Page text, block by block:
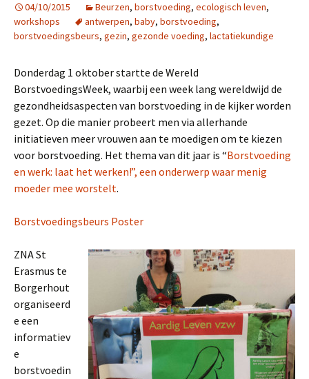
04/10/2015 Beurzen, borstvoeding, ecologisch leven,
workshops
antwerpen, baby, borstvoeding,
borstvoedingsbeurs, gezin, gezonde voeding, lactatiekundige
Donderdag 1 oktober startte de Wereld
BorstvoedingsWeek, waarbij een week lang wereldwijd de
gezondheidsaspecten van borstvoeding in de kijker worden
gezet. Op die manier probeert men via allerhande
initiatieven meer vrouwen aan te moedigen om te kiezen
voor borstvoeding. Het thema van dit jaar is “Borstvoeding
en werk: laat het werken!”, een onderwerp waar menig
moeder mee worstelt.
Borstvoedingsbeurs Poster
ZNA St
Erasmus te
Borgerhout
organiseerd
e een
informatiev
e
borstvoedin